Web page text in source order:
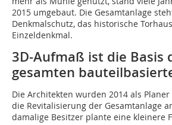
2015 umgebaut. Die Gesamtanlage
Denkmalschutz, das historische
Einzeldenkmal.
3D-Aufmaß ist die Basis
gesamten
Die Architekten wurden 2014 als
die Revitalisierung der Gesamtanlage
damalige Besitzer plante eine kleinere